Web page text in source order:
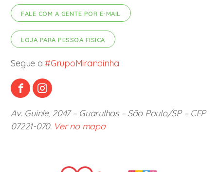
FALE COM A GENTE POR E-MAIL
LOJA PARA PESSOA FISICA
Segue a#GrupoMirandinha
Av. Guinle, 2047 – Guarulhos – São Paulo/SP – CEP
07221-070. Ver no mapa